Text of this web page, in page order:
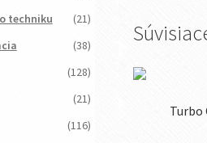
Turbo
techniku
(21)
(38)
(128)
(21)
(116)